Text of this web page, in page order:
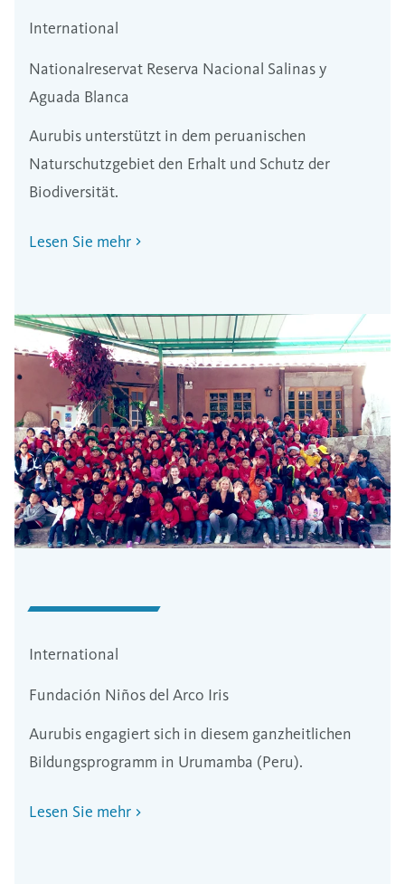
International
Nationalreservat Reserva Nacional Salinas y
Aguada Blanca
Aurubis unterstützt in dem peruanischen
Naturschutzgebiet den Erhalt und Schutz der
Biodiversität.
Lesen Sie mehr
International
Fundación Niños del Arco Iris
Aurubis engagiert sich in diesem ganzheitlichen
Bildungsprogramm in Urumamba (Peru).
Lesen Sie mehr